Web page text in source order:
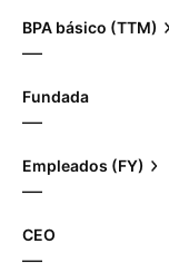
BPA básico (TTM)
—
Fundada
—
Empleados (FY)
—
CEO
—